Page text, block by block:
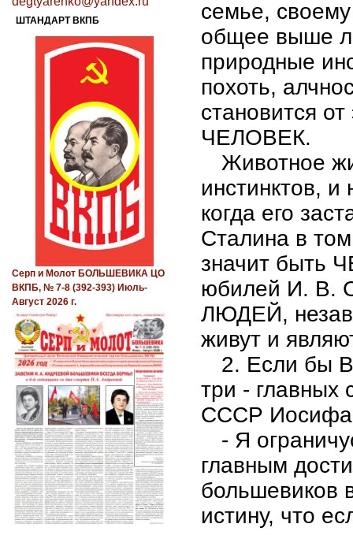
семье, своему
общее выше
природные
похоть,
становится
ЧЕЛОВЕК.
Животное
инстинктов,
когда его
Сталина в
значит быть
юбилей И. В.
ЛЮДЕЙ,
живут и
2. Если бы
три - главных
СССР Иосифа
- Я
главным
большевиков
истину, что
ШТАНДАРТ ВКПБ
Серп и Молот БОЛЬШЕВИКА ЦО
ВКПБ, № 7-8 (392-393) Июль-
Август 2026 г.